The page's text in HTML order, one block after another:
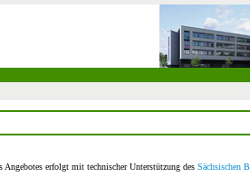
Angebotes erfolgt mit technischer Unterstützung des Sächsischen